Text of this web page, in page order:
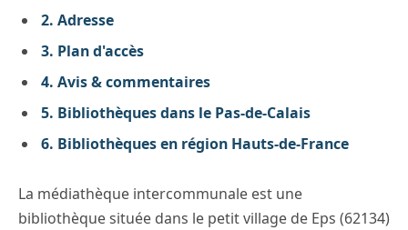
2. Adresse
3. Plan d'accès
4. Avis & commentaires
5. Bibliothèques dans le Pas-de-Calais
6. Bibliothèques en région Hauts-de-France
La médiathèque intercommunale est une
bibliothèque située dans le petit village de Eps (62134)